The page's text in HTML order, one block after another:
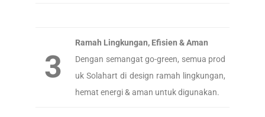
3
Ramah Lingkungan, Efisien & Aman
Dengan semangat go-green, semua prod
uk Solahart di design ramah lingkungan,
hemat energi & aman untuk digunakan.